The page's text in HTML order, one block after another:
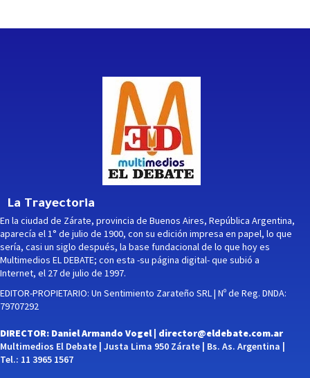
La Trayectoria
En la ciudad de Zárate, provincia de Buenos Aires, República Argentina,
aparecía el 1° de julio de 1900, con su edición impresa en papel, lo que
sería, casi un siglo después, la base fundacional de lo que hoy es
Multimedios EL DEBATE; con esta -su página digital- que subió a
Internet, el 27 de julio de 1997.
EDITOR-PROPIETARIO: Un Sentimiento Zarateño SRL | Nº de Reg. DNDA:
79707292
DIRECTOR: Daniel Armando Vogel | director@eldebate.com.ar
Multimedios El Debate | Justa Lima 950 Zárate | Bs. As. Argentina |
Tel.: 11 3965 1567